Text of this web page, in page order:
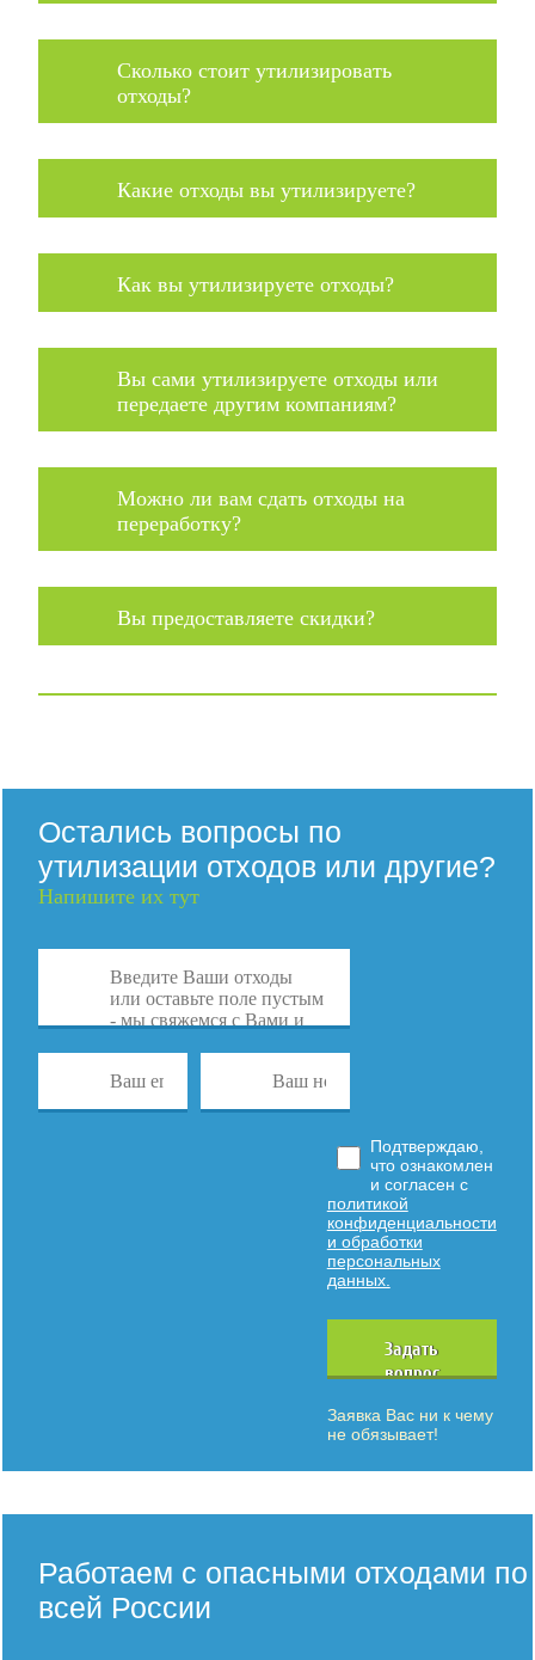
Сколько стоит утилизировать
отходы?
Какие отходы вы утилизируете?
Как вы утилизируете отходы?
Вы сами утилизируете отходы или
передаете другим компаниям?
Можно ли вам сдать отходы на
переработку?
Вы предоставляете скидки?
Остались вопросы по
утилизации отходов или другие?
Напишите их тут
Подтверждаю,
что ознакомлен
и согласен с
политикой
конфиденциальности
и обработки
персональных
данных.
Задать
вопрос
Заявка Вас ни к чему
не обязывает!
Работаем с опасными отходами по
всей России